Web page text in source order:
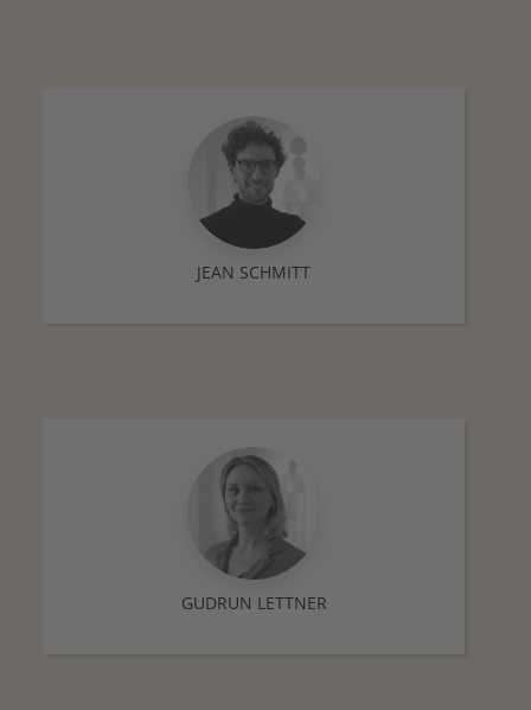
JEAN SCHMITT
GUDRUN LETTNER